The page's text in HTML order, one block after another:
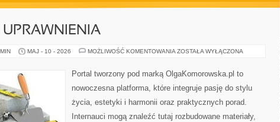
UPRAWNIENIA
MAJ - 10 - 2026 MOŻLIWOŚĆ KOMENTOWANIA PRAWO
ZOSTAŁA WYŁĄCZONA
Portal tworzony pod marką OlgaKomorowska.pl to
nowoczesna platforma, które integruje pasję do stylu
życia, estetyki i harmonii oraz praktycznych porad.
Internauci mogą znaleźć tutaj rozbudowane materiały,